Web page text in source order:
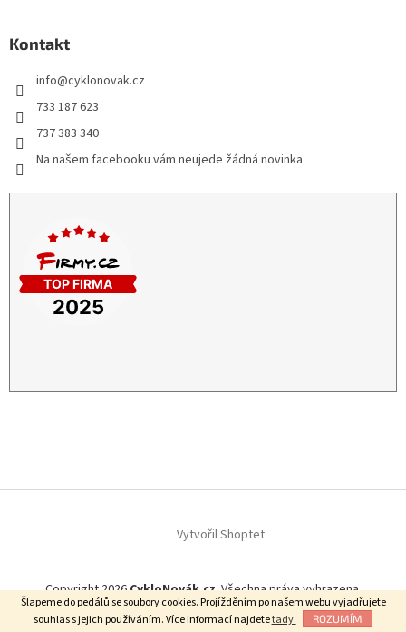
Šlapeme do pedálů se soubory cookies. Projížděním po našem webu vyjadřujete
souhlas s jejich používáním. Více informací najdetetady. ROZUMÍM
Kontakt
info@cyklonovak.cz
733 187 623
737 383 340
Na našem facebooku vám neujede žádná novinka
Vytvořil Shoptet
Copyright 2026CykloNovák.cz. Všechna práva vyhrazena.
Našli jste lepší cenu?